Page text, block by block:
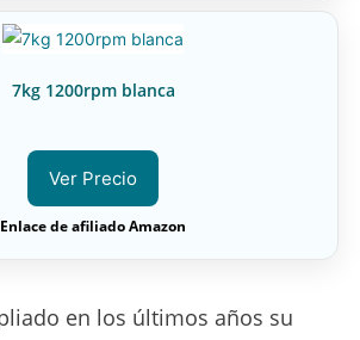
7kg 1200rpm blanca
Ver Precio
Enlace de afiliado Amazon
en los últimos años su